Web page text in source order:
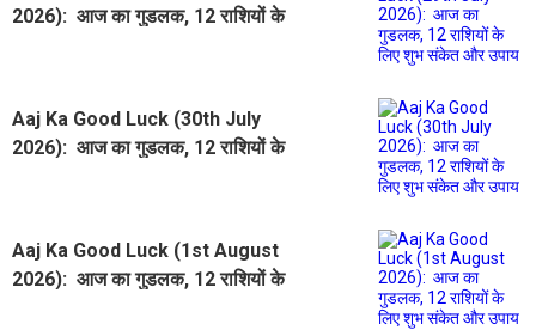
2026): आज का गुडलक, 12 राशियों के
Aaj Ka Good Luck (30th July
2026): आज का गुडलक, 12 राशियों के
Aaj Ka Good Luck (1st August
2026): आज का गुडलक, 12 राशियों के